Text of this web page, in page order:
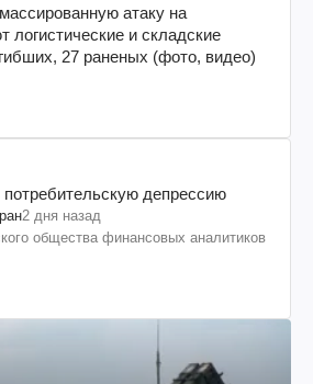
атаку на
и складские
27 раненых (фото, видео)
потребительскую депрессию
2 дня назад
общества финансовых аналитиков